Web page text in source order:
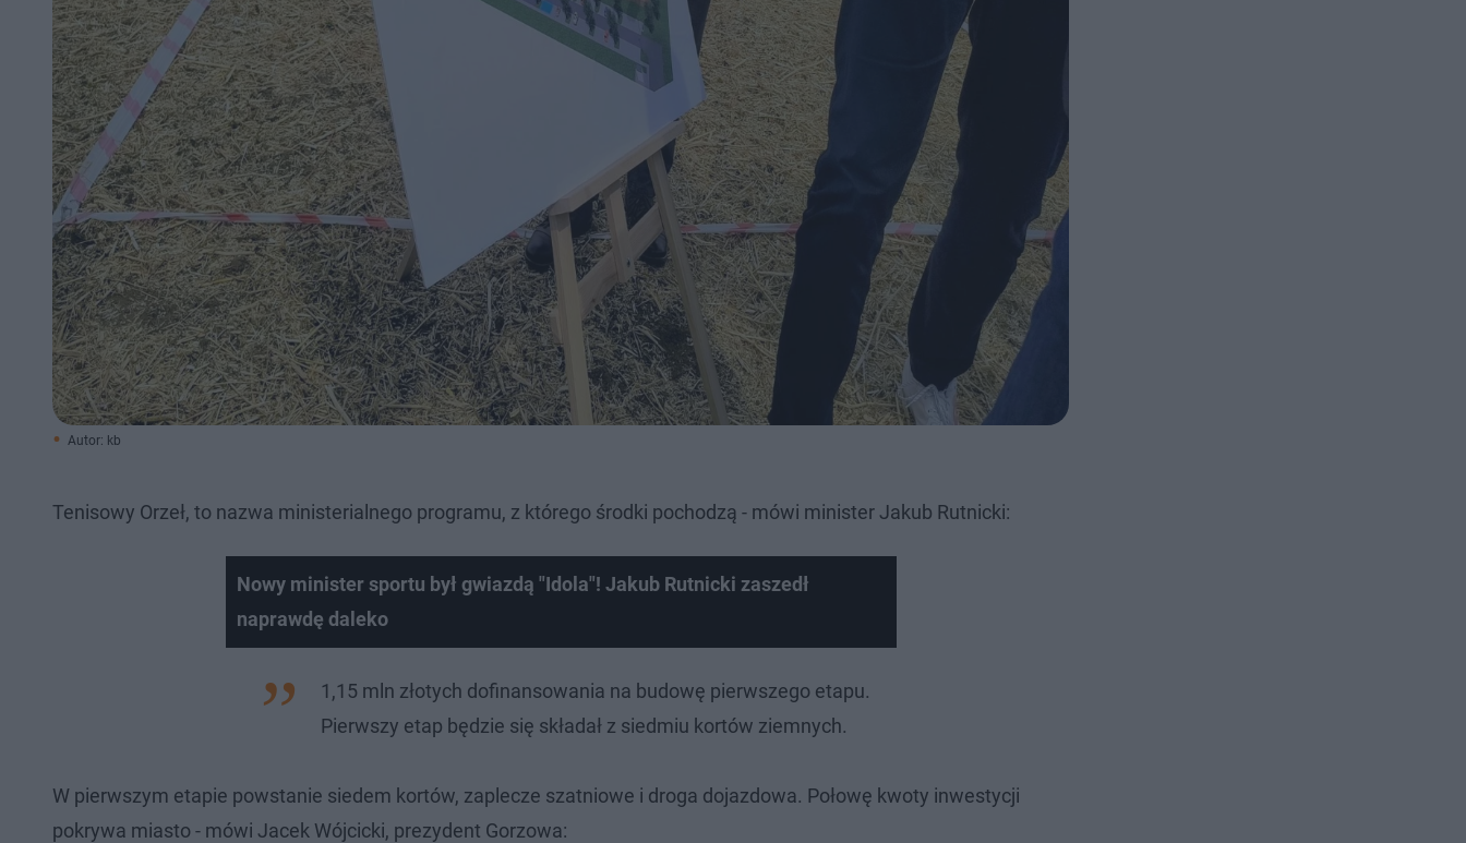
Autor: kb
Tenisowy Orzeł, to nazwa ministerialnego programu, z którego środki pochodzą - mówi minister Jakub Rutnicki:
Nowy minister sportu był gwiazdą "Idola"! Jakub Rutnicki zaszedł
naprawdę daleko
1,15 mln złotych dofinansowania na budowę pierwszego etapu.
Pierwszy etap będzie się składał z siedmiu kortów ziemnych.
W pierwszym etapie powstanie siedem kortów, zaplecze szatniowe i droga dojazdowa. Połowę kwoty inwestycji
pokrywa miasto - mówi Jacek Wójcicki, prezydent Gorzowa: